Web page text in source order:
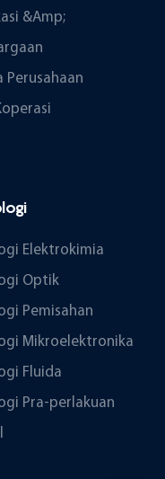
&amp;
Perusahaan
Elektrokimia
Optik
Pemisahan
Mikroelektronika
Fluida
Pra-perlakuan